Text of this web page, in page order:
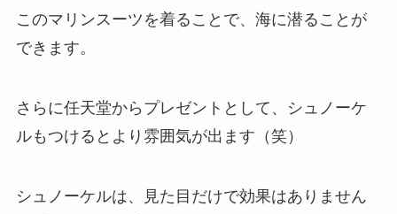
このマリンスーツを着ることで、海に潜ることが
できます。
さらに任天堂からプレゼントとして、シュノーケ
ルもつけるとより雰囲気が出ます（笑）
シュノーケルは、見た目だけで効果はありません